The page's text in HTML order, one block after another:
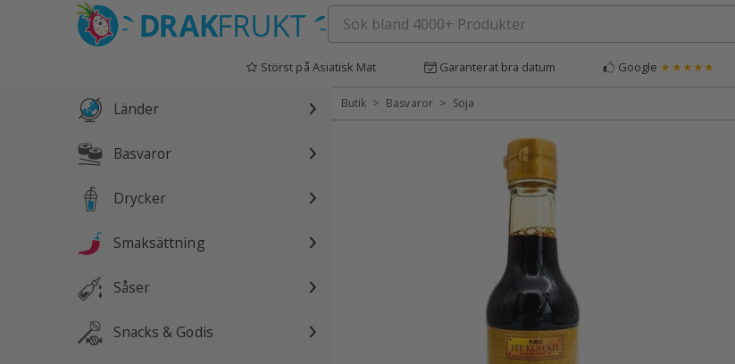
Hoppa
Störst på Asiatisk Mat Garanterat bra datum Google ★★★★★
Länder
Basvaror
Drycker
Smaksättning
Såser
Snacks & Godis
Butik > Basvaror > Soja